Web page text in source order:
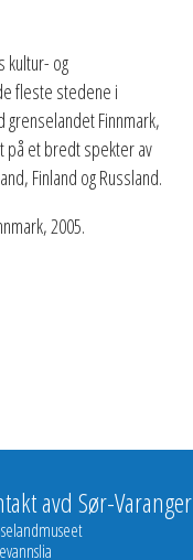
kultur- og
fleste stedene i
grenselandet Finnmark,
på et bredt spekter av
Finland og Russland.
2005.
avd Sør-Varanger